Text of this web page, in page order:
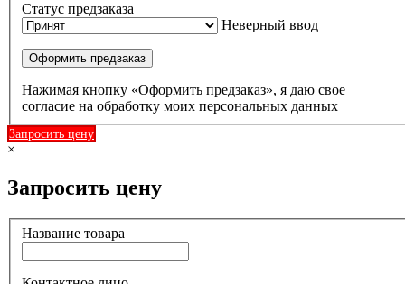
Статус предзаказа
Неверный ввод
Оформить предзаказ
Нажимая кнопку «Оформить предзаказ», я даю свое
согласие на обработку моих персональных данных
Запросить цену
×
Запросить цену
Название товара